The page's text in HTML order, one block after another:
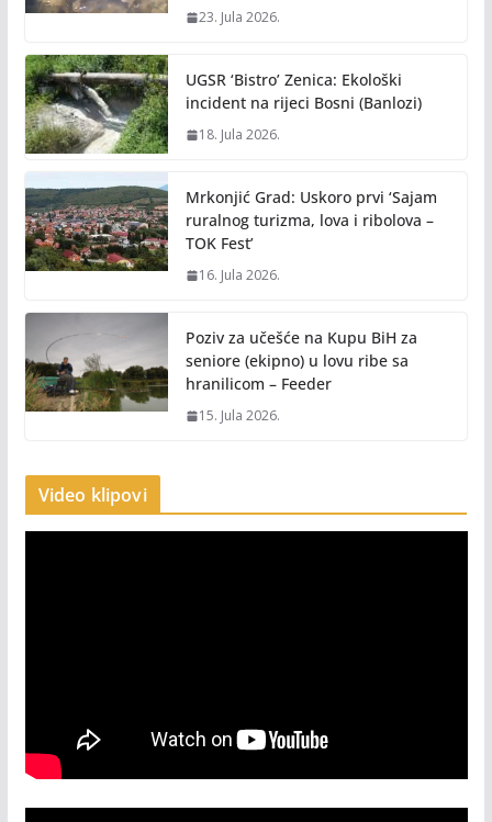
23. Jula 2026.
UGSR ‘Bistro’ Zenica: Ekološki
incident na rijeci Bosni (Banlozi)
18. Jula 2026.
Mrkonjić Grad: Uskoro prvi ‘Sajam
ruralnog turizma, lova i ribolova –
TOK Fest’
16. Jula 2026.
Poziv za učešće na Kupu BiH za
seniore (ekipno) u lovu ribe sa
hranilicom – Feeder
15. Jula 2026.
Video klipovi